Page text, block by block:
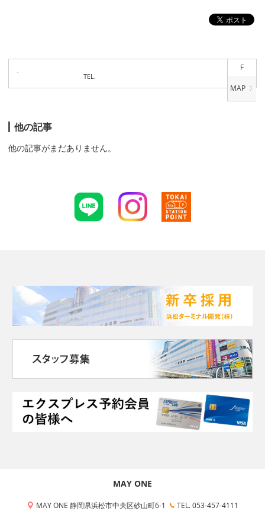
F
TEL.
他の記事
他の記事がまだありません。
MAY ONE
MAY ONE 静岡県浜松市中央区砂山町6-1
TEL. 053-457-4111